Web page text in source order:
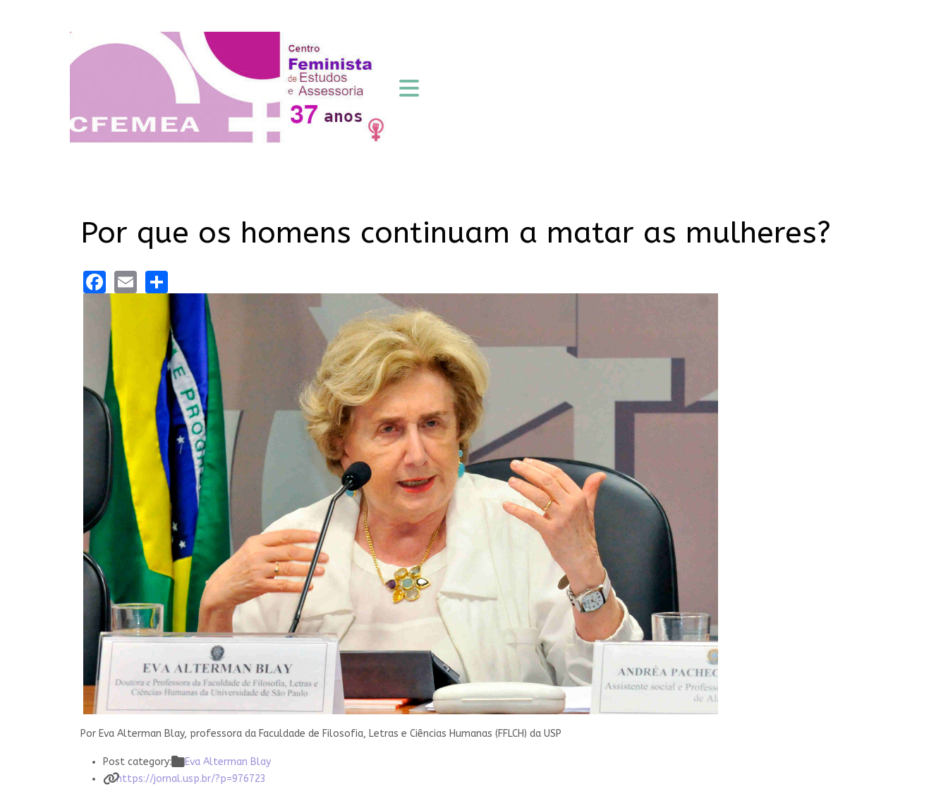
Por que os homens continuam a matar as mulheres?
Facebook
Email
Por Eva Alterman Blay, professora da Faculdade de Filosofia, Letras e Ciências Humanas (FFLCH) da USP
Post category:
Eva Alterman Blay
https://jornal.usp.br/?p=976723